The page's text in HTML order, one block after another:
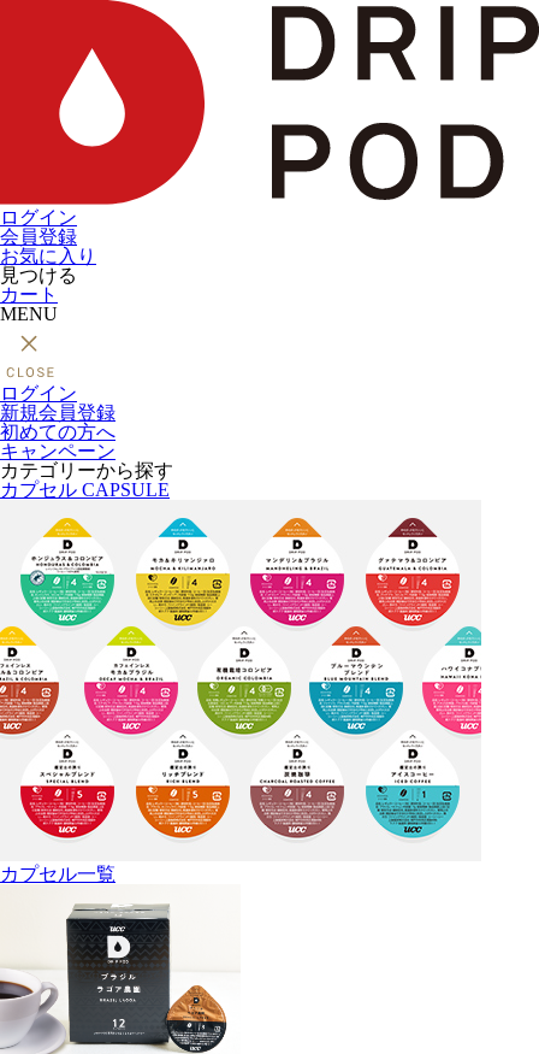
ログイン
会員登録
お気に入り
見つける
カート
MENU
ログイン
新規会員登録
初めての方へ
キャンペーン
カテゴリーから探す
カプセル CAPSULE
カプセル一覧